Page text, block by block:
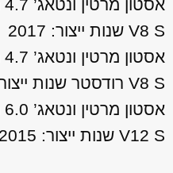
V8 S שנות ייצור: 2017
V8 S רודסטר שנות ייצור: 2017
V12 S שנות ייצור: 2015, 2016, 2017